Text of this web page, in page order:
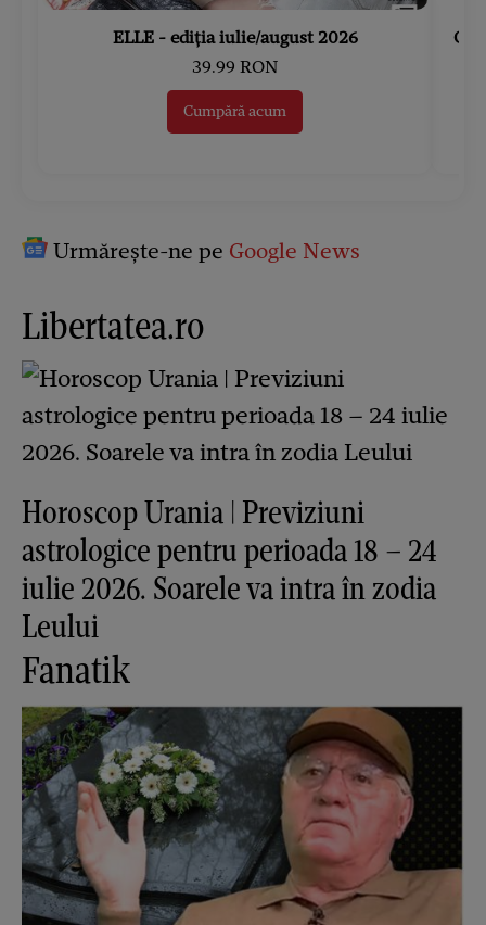
ELLE - ediția iulie/august 2026
39.99 RON
Cumpără acum
Urmărește-ne pe Google News
Libertatea.ro
Horoscop Urania | Previziuni
astrologice pentru perioada 18 – 24
iulie 2026. Soarele va intra în zodia
Leului
Fanatik